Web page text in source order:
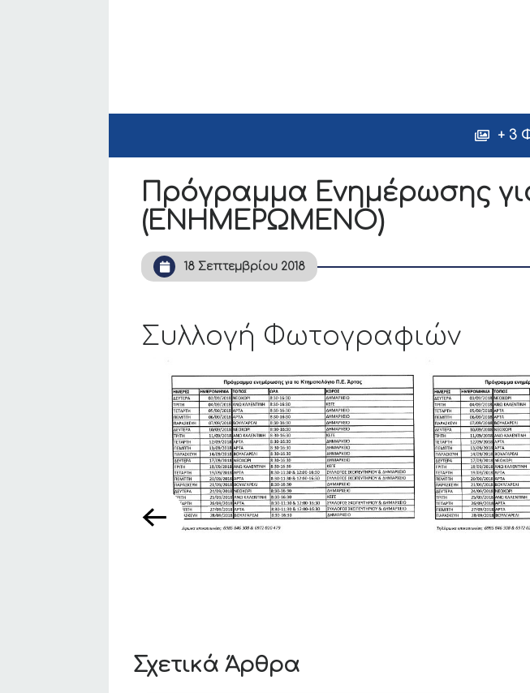
Σχετικά Άρθρα
+ 3
Πρόγραμμα Ενημέρωσης
(ΕΝΗΜΕΡΩΜΕΝΟ)
18 Σεπτεμβρίου 2018
Συλλογή Φωτογραφιών